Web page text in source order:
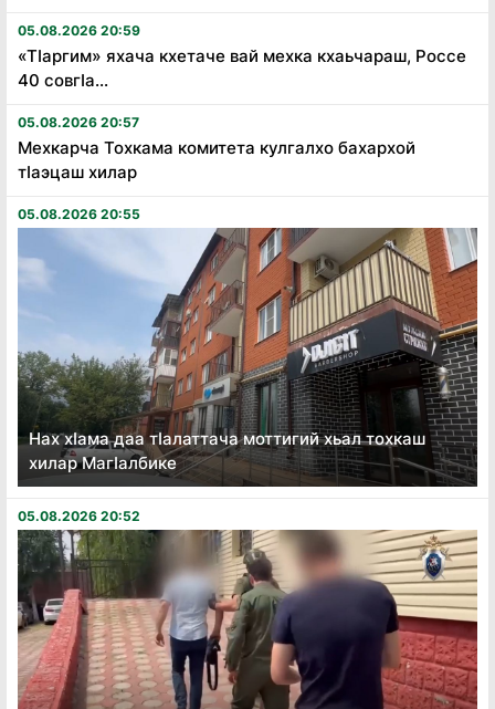
05.08.2026 20:59
«Тӏаргим» яхача кхетаче вай мехка кхаьчараш, Россе
40 совгӏа...
05.08.2026 20:57
Мехкарча Тохкама комитета кулгалхо бахархой
тӏаэцаш хилар
05.08.2026 20:55
Нах хӏама даа тӏалаттача моттигий хьал тохкаш
хилар Магӏалбике
05.08.2026 20:52